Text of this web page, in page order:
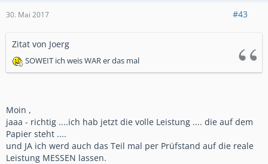
30. Mai 2017 #43
Zitat von Joerg
SOWEIT ich weis WAR er das mal
Moin ,
jaaa - richtig ....ich hab jetzt die volle Leistung .... die auf dem
Papier steht ....
und JA ich werd auch das Teil mal per Prüfstand auf die reale
Leistung MESSEN lassen.